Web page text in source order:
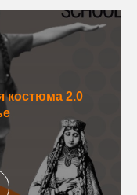
костюма 2.0